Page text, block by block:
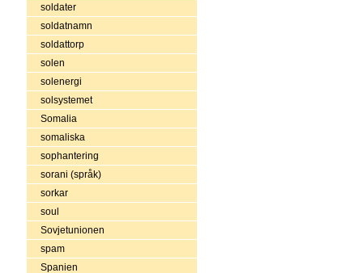
soldater
soldatnamn
soldattorp
solen
solenergi
solsystemet
Somalia
somaliska
sophantering
sorani (språk)
sorkar
soul
Sovjetunionen
spam
Spanien